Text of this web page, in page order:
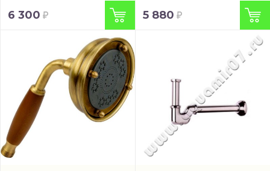
6 300 5 880